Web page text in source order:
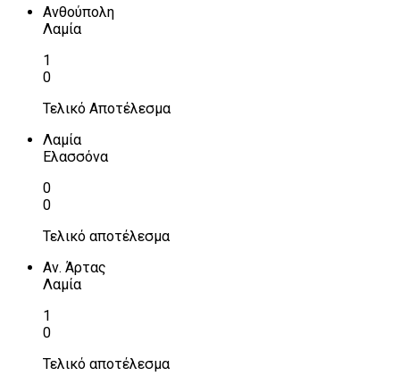
Ανθούπολη
Λαμία
1
0
Τελικό Αποτέλεσμα
Λαμία
Ελασσόνα
0
0
Τελικό αποτέλεσμα
Αν. Άρτας
Λαμία
1
0
Τελικό αποτέλεσμα